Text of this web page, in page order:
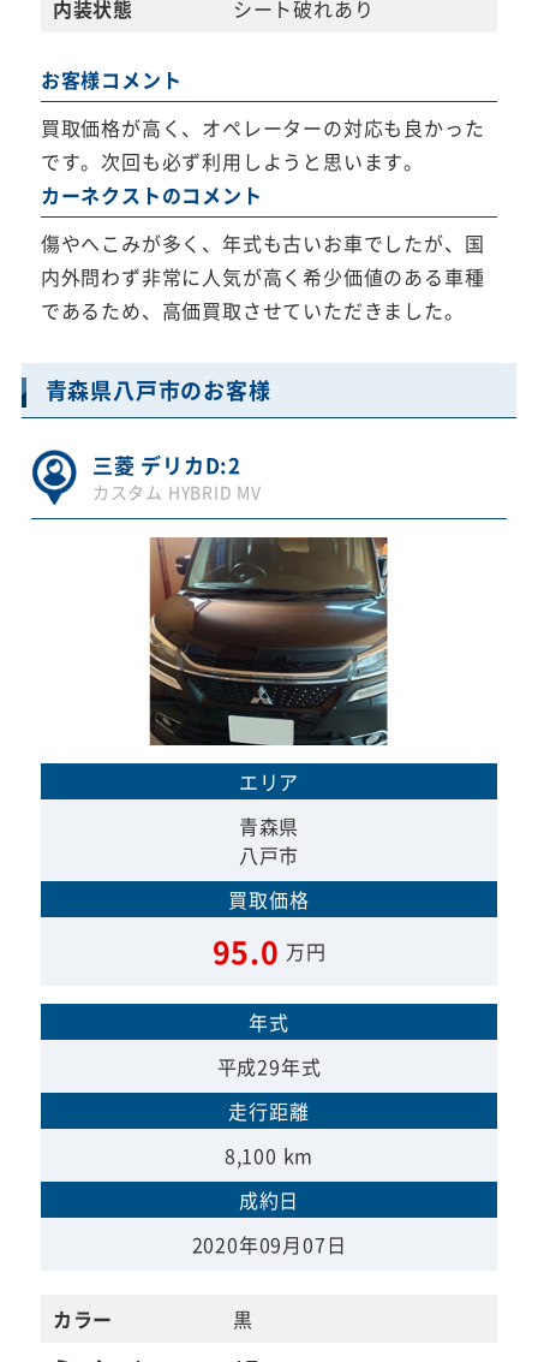
内装状態
シート破れあり
お客様コメント
買取価格が高く、オペレーターの対応も良かった
です。次回も必ず利用しようと思います。
カーネクストのコメント
傷やへこみが多く、年式も古いお車でしたが、国
内外問わず非常に人気が高く希少価値のある車種
であるため、高価買取させていただきました。
青森県八戸市のお客様
三菱 デリカD:2
カスタム HYBRID MV
エリア
青森県
八戸市
買取価格
95.0 万円
年式
平成29年式
走行距離
8,100 km
成約日
2020年09月07日
カラー
黒